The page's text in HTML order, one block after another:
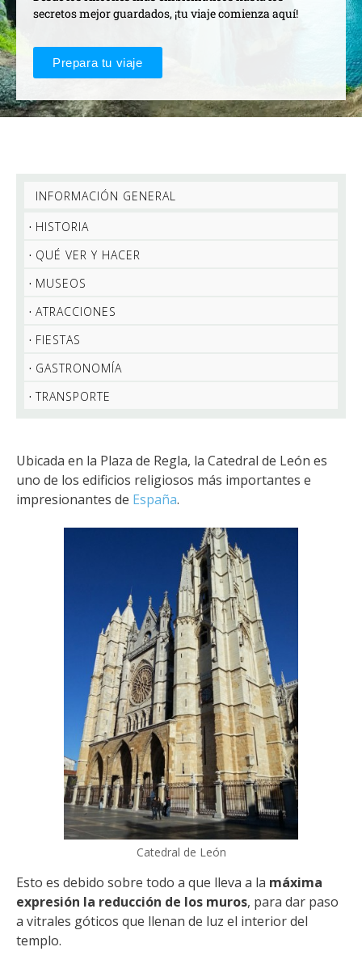
secretos mejor guardados, ¡tu viaje comienza aquí!
Prepara tu viaje
INFORMACIÓN GENERAL
HISTORIA
QUÉ VER Y HACER
MUSEOS
ATRACCIONES
FIESTAS
GASTRONOMÍA
TRANSPORTE
Ubicada en la Plaza de Regla, la Catedral de León es
uno de los edificios religiosos más importantes e
impresionantes de España.
Catedral de León
Esto es debido sobre todo a que lleva a la máxima
expresión la reducción de los muros, para dar paso
a vitrales góticos que llenan de luz el interior del
templo.